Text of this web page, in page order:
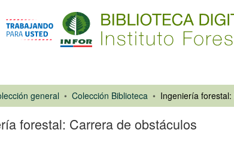
general Colección Biblioteca
forestal: Carrera de obstáculos